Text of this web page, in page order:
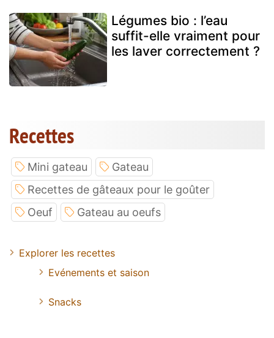
Légumes bio : l’eau
suffit-elle vraiment pour
les laver correctement ?
Recettes
Mini gateau
Gateau
Recettes de gâteaux pour le goûter
Oeuf
Gateau au oeufs
Explorer les recettes
Evénements et saison
Snacks